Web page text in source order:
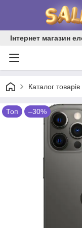
Інтернет магазин
Каталог товарів
Топ –30%